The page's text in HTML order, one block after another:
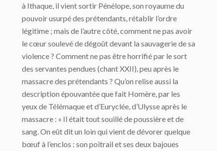
à Ithaque, il vient sortir Pénélope, son royaume du
pouvoir usurpé des prétendants, rétablir l’ordre
légitime ; mais de l’autre côté, comment ne pas avoir
le cœur soulevé de dégoût devant la sauvagerie de sa
violence ? Comment ne pas être horrifié par le sort
des servantes pendues (chant XXII), peu après le
massacre des prétendants ? Qu’on relise aussi la
description épouvantée que fait Homère, par les
yeux de Télémaque et d’Euryclée, d’Ulysse après le
massacre : « Il était tout souillé de poussière et de
sang. On eût dit un loin qui vient de dévorer quelque
bœuf à l’enclos : son poitrail et ses deux bajoues